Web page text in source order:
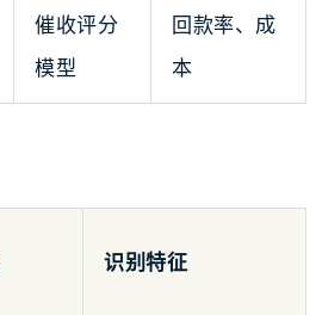
催收评分
模型
回款率、成
本
识别特征